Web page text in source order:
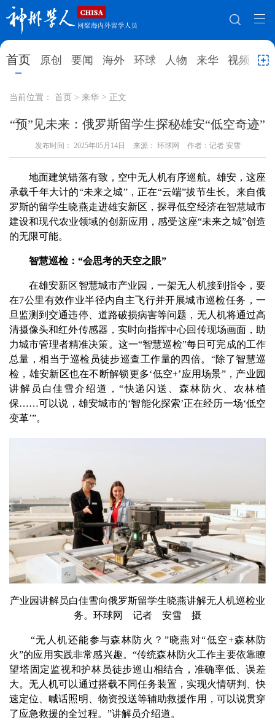
首页 原创 要闻 海外 环球 人物 来华 视频 教
网站地图
首页 原创
环球 人物 来华 视频
教育 就业创业 合作办学 直播访谈
留学 人才 学术 观点
综合 深度 专题 实用信息
招聘信息 更多数据
当前位置： 首页 > 来华 > 正文
“预”见未来：俄罗斯留学生探秘雄安“低空奇迹”
发布时间： 2025年05月14日 来源： 环球网 作者：记者 安雪
地面建筑错落有致，空中无人机有序巡航。雄安，这座
承载千年大计的“未来之城”，正在“云端”拔节生长。来自俄
罗斯的留学生晓燕走进雄安新区，探寻低空经济在智慧城市
建设和现代农业领域的创新应用，感受这座“未来之城”创造
的无限可能。
智慧巡检：“会思考的天空之眼”
在雄安新区智慧城市产业园，一架无人机接到指令，要
在7公里有效作业半径内自主飞行并开展城市巡检任务，一
旦监测到交通违停、道路破损病害等问题，无人机将通过高
清摄像头和红外传感器，实时向指挥中心回传现场画面，助
力城市管理者精准决策。这一“智慧巡检”每日可完成的工作
总量，相当于巡检员徒步巡查工作量的四倍。“除了智慧巡
检，雄安新区也在不断解锁更多‘低空+’应用场景”，产业园
讲解员白佳雪介绍道，“快递闪送、森林防火、农林植
保……可以说，雄安城市的‘智能化探索’正在经历一场‘低空
变革’”。
产业园讲解员白佳雪向俄罗斯留学生晓燕讲解无人机巡检业
务。环球网 记者 安雪 摄
“无人机还能参与森林防火？”晓燕对“低空+森林防
火”的应用实践非常感兴趣。“传统森林防火工作主要依靠瞭
望塔固定监视和护林员徒步巡山相结合，准确率低、误差
大。无人机可以通过搭载不同任务装置，实现火情研判、快
速定位、喊话照明、物资投送等辅助救援作用，可以说贯穿
了应急救援的全过程。”讲解员介绍道。